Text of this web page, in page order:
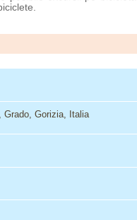
Grado, Gorizia, Italia